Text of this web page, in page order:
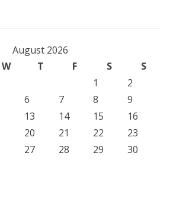
August 2026
W T F S
S
1
2
6 7 8
9
13 14 15
16
20 21 22
23
27 28 29
30